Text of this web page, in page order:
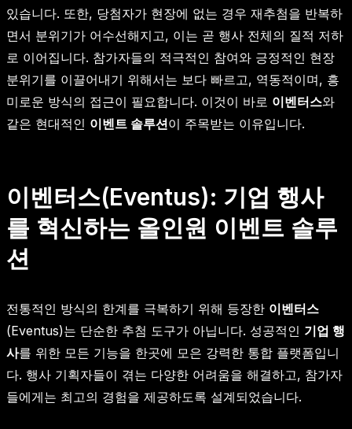
있습니다. 또한, 당첨자가 현장에 없는 경우 재추첨을 반복하
면서 분위기가 어수선해지고, 이는 곧 행사 전체의 질적 저하
로 이어집니다. 참가자들의 적극적인 참여와 긍정적인 현장
분위기를 이끌어내기 위해서는 보다 빠르고, 역동적이며, 흥
미로운 방식의 접근이 필요합니다. 이것이 바로 이벤터스와
같은 현대적인 이벤트 솔루션이 주목받는 이유입니다.
이벤터스(Eventus): 기업 행사
를 혁신하는 올인원 이벤트 솔루
션
전통적인 방식의 한계를 극복하기 위해 등장한 이벤터스
(Eventus)는 단순한 추첨 도구가 아닙니다. 성공적인 기업 행
사를 위한 모든 기능을 한곳에 모은 강력한 통합 플랫폼입니
다. 행사 기획자들이 겪는 다양한 어려움을 해결하고, 참가자
들에게는 최고의 경험을 제공하도록 설계되었습니다.